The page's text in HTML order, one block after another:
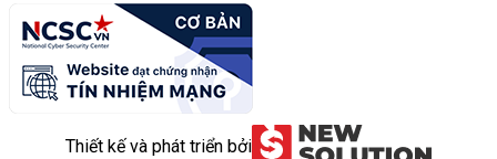
Thiết kế và phát triển bởi